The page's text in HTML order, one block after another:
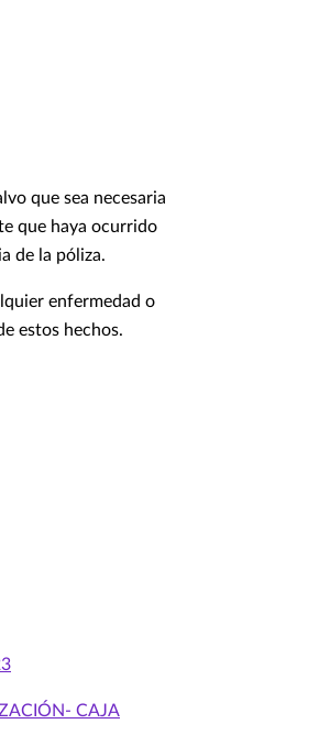
que sea necesaria
que haya ocurrido
de la póliza.
enfermedad o
estos hechos.
CAJA